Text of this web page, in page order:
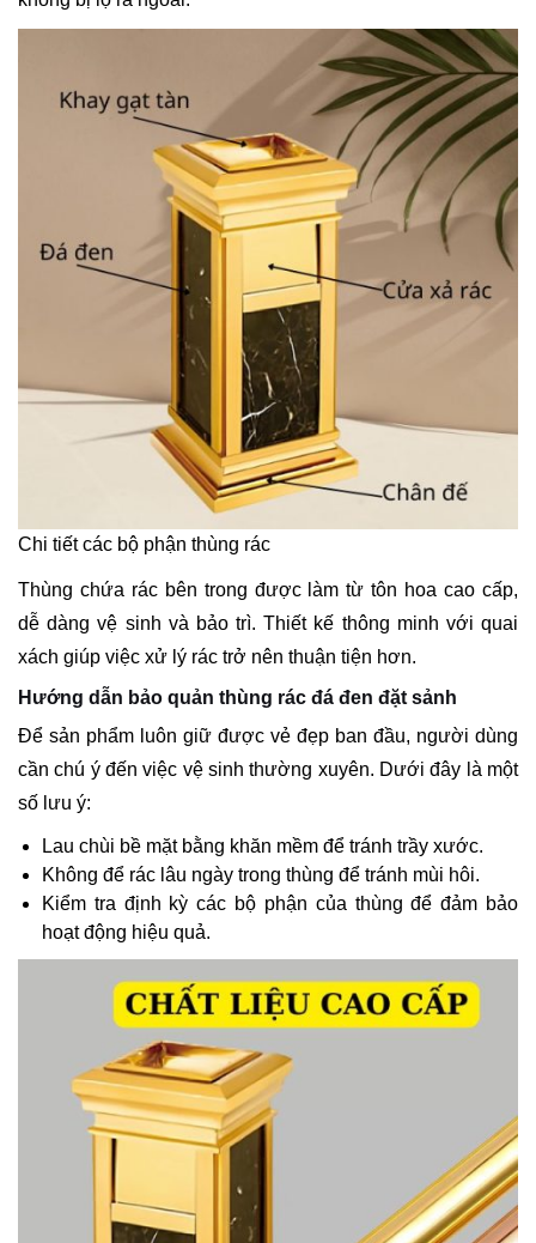
Chi tiết các bộ phận thùng rác
Thùng chứa rác bên trong được làm từ tôn hoa cao cấp,
dễ dàng vệ sinh và bảo trì. Thiết kế thông minh với quai
xách giúp việc xử lý rác trở nên thuận tiện hơn.
Hướng dẫn bảo quản thùng rác đá đen đặt sảnh
Để sản phẩm luôn giữ được vẻ đẹp ban đầu, người dùng
cần chú ý đến việc vệ sinh thường xuyên. Dưới đây là một
số lưu ý:
Lau chùi bề mặt bằng khăn mềm để tránh trầy xước.
Không để rác lâu ngày trong thùng để tránh mùi hôi.
Kiểm tra định kỳ các bộ phận của thùng để đảm bảo
hoạt động hiệu quả.